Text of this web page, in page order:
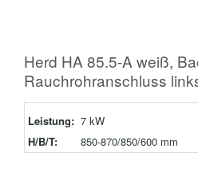
Herd HA 85.5-A weiß,
Rauchrohranschluss
Leistung: 7 kW
H/B/T:
850-870/850/600 mm